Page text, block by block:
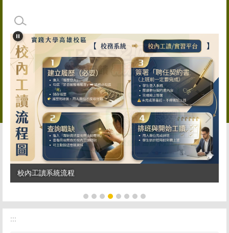
校內工讀系統流程
tpass 2.0+ 再升級
:::